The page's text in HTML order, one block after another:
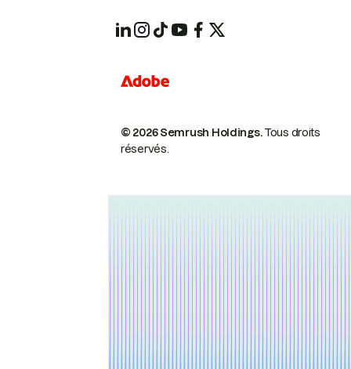
© 2026 Semrush Holdings.Tous droits
réservés.